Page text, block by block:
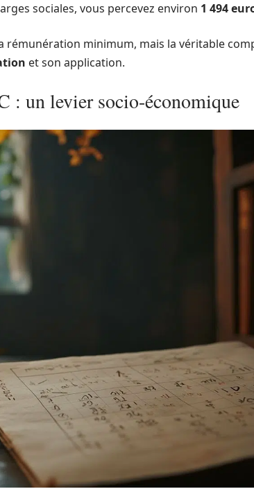
sociales, vous percevez environ 1 494
rémunération minimum, mais la véritable
et son application.
: un levier socio-économique